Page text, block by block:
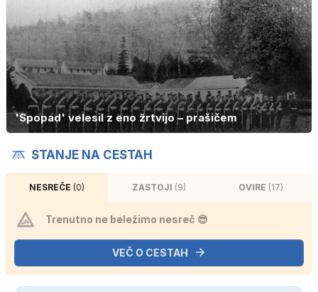
'Spopad' velesil z eno žrtvijo – prašičem
STANJE NA CESTAH
NESREČE (0) ZASTOJI (9) OVIRE (17)
Trenutno ne beležimo nesreč 😎
VEČ O CESTAH